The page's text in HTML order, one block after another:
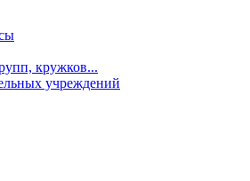
кружков...
учреждений